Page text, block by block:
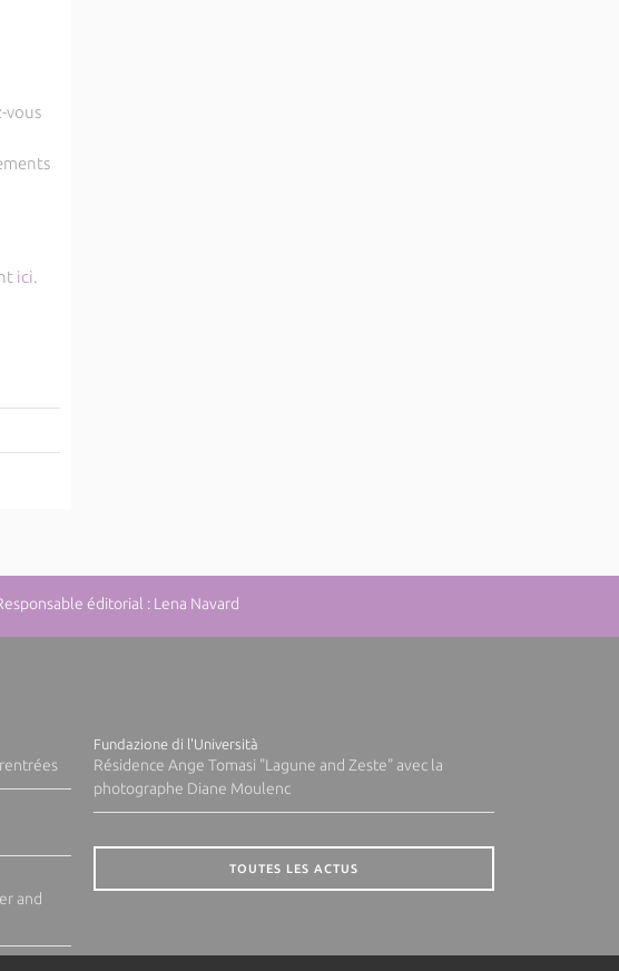
vous
ici.
éditorial : Lena Navard
and
Fundazione di l'Università
Résidence Ange Tomasi "Lagune and Zeste" avec la
photographe Diane Moulenc
TOUTES LES ACTUS